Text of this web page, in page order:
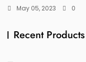
May 05, 2023 0
Recent Products